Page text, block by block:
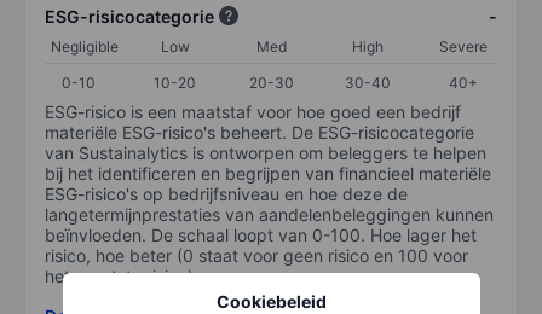
Cookiebeleid
ESG-risicocategorie -
Negligible Low Med High
Severe
0-10
10-20 20-30 30-40 40+
ESG-risico is een maatstaf voor hoe goed een bedrijf
materiële ESG-risico's beheert. De ESG-risicocategorie
van Sustainalytics is ontworpen om beleggers te helpen
bij het identificeren en begrijpen van financieel materiële
ESG-risico's op bedrijfsniveau en hoe deze de
langetermijnprestaties van aandelenbeleggingen kunnen
beïnvloeden. De schaal loopt van 0-100. Hoe lager het
risico, hoe beter (0 staat voor geen risico en 100 voor
het grootste risico).